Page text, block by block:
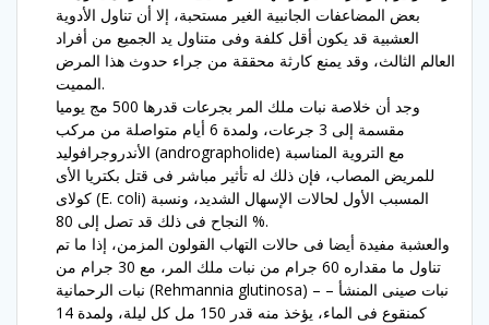
بعض المضاعفات الجانبية الغير مستحبة، إلا أن تناول الأدوية
العشبية قد يكون أقل كلفة وفى متناول يد الجميع من أفراد
العالم الثالث، وقد يمنع كارثة محققة من جراء حدوث هذا المرض
المميت.
وجد أن خلاصة نبات ملك المر بجرعات قدرها 500 مج يوميا
مقسمة إلى 3 جرعات، ولمدة 6 أيام متواصلة من مركب
الأندروجرافوليد (andrographolide) مع التروية المناسبة
للمريض المصاب، فإن ذلك له تأثير مباشر فى قتل بكتريا الأى
كولاى (E. coli) المسبب الأول لحالات الإسهال الشديد، ونسبة
النجاح فى ذلك قد تصل إلى 80 %.
والعشبة مفيدة أيضا فى حالات التهاب القولون المزمن، إذا ما تم
تناول ما مقداره 60 جرام من نبات ملك المر، مع 30 جرام من
نبات الرحمانية (Rehmannia glutinosa) – نبات صينى المنشأ –
كمنقوع فى الماء، يؤخذ منه قدر 150 مل كل ليلة، ولمدة 14